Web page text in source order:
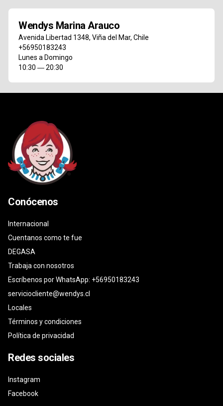
Wendys Marina Arauco
Avenida Libertad 1348, Viña del Mar, Chile
+56950183243
Lunes a Domingo
10:30 ― 20:30
Conócenos
Internacional
Cuentanos como te fue
DEGASA
Trabaja con nosotros
Escríbenos por WhatsApp: +56950183243
serviciocliente@wendys.cl
Locales
Términos y condiciones
Política de privacidad
Redes sociales
Instagram
Facebook